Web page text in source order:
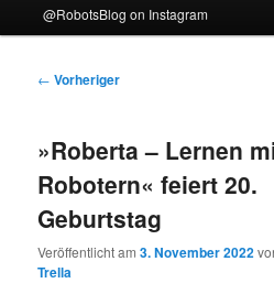
@RobotsBlog on Instagram
Beitragsnavigation
← Vorheriger
»Roberta – Lernen
Robotern« feiert 20.
Geburtstag
Veröffentlicht am3. November 2022
Trella